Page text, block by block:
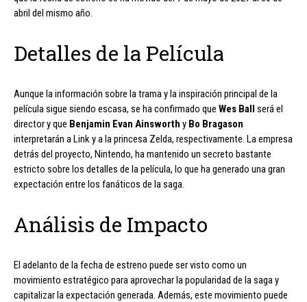
abril del mismo año.
Detalles de la Película
Aunque la información sobre la trama y la inspiración principal de la
película sigue siendo escasa, se ha confirmado que Wes Ball será el
director y que Benjamin Evan Ainsworth y Bo Bragason
interpretarán a Link y a la princesa Zelda, respectivamente. La empresa
detrás del proyecto, Nintendo, ha mantenido un secreto bastante
estricto sobre los detalles de la película, lo que ha generado una gran
expectación entre los fanáticos de la saga.
Análisis de Impacto
El adelanto de la fecha de estreno puede ser visto como un
movimiento estratégico para aprovechar la popularidad de la saga y
capitalizar la expectación generada. Además, este movimiento puede